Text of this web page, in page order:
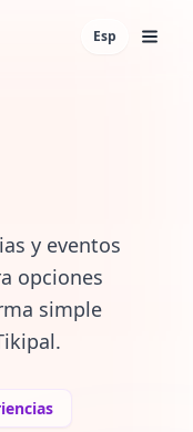
Esp
y eventos
opciones
simple